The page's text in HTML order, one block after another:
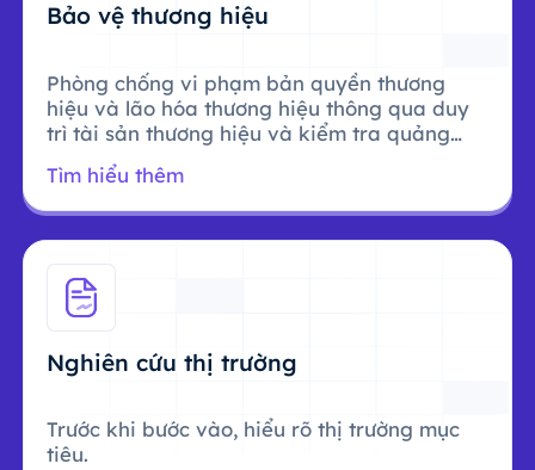
Bảo vệ thương hiệu
Phòng chống vi phạm bản quyền thương
hiệu và lão hóa thương hiệu thông qua duy
trì tài sản thương hiệu và kiểm tra quảng
Tìm hiểu thêm
Nghiên cứu thị trường
Trước khi bước vào, hiểu rõ thị trường mục
tiêu.